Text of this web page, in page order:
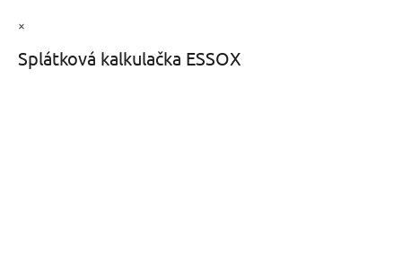
×
Splátková kalkulačka ESSOX